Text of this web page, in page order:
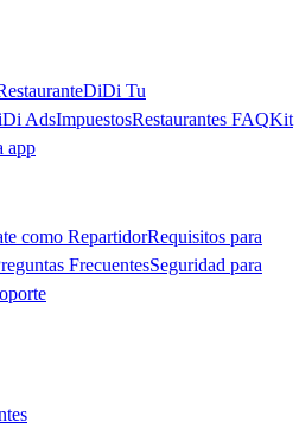
DiDi Tu
AdsImpuestosRestaurantes FAQKit
app
como RepartidorRequisitos para
FrecuentesSeguridad para